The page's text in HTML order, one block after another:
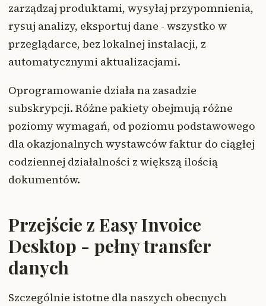
zarządzaj produktami, wysyłaj przypomnienia,
rysuj analizy, eksportuj dane - wszystko w
przeglądarce, bez lokalnej instalacji, z
automatycznymi aktualizacjami.
Oprogramowanie działa na zasadzie
subskrypcji. Różne pakiety obejmują różne
poziomy wymagań, od poziomu podstawowego
dla okazjonalnych wystawców faktur do ciągłej
codziennej działalności z większą ilością
dokumentów.
Przejście z Easy Invoice
Desktop - pełny transfer
danych
Szczególnie istotne dla naszych obecnych